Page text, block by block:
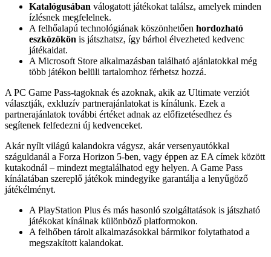
Katalógusában válogatott játékokat találsz, amelyek minden
ízlésnek megfelelnek.
A felhőalapú technológiának köszönhetően hordozható
eszközökön is játszhatsz, így bárhol élvezheted kedvenc
játékaidat.
A Microsoft Store alkalmazásban található ajánlatokkal még
több játékon belüli tartalomhoz férhetsz hozzá.
A PC Game Pass-tagoknak és azoknak, akik az Ultimate verziót
választják, exkluzív partnerajánlatokat is kínálunk. Ezek a
partnerajánlatok további értéket adnak az előfizetésedhez és
segítenek felfedezni új kedvenceket.
Akár nyílt világú kalandokra vágysz, akár versenyautókkal
száguldanál a Forza Horizon 5-ben, vagy éppen az EA címek között
kutakodnál – mindezt megtalálhatod egy helyen. A Game Pass
kínálatában szereplő játékok mindegyike garantálja a lenyűgöző
játékélményt.
A PlayStation Plus és más hasonló szolgáltatások is játszható
játékokat kínálnak különböző platformokon.
A felhőben tárolt alkalmazásokkal bármikor folytathatod a
megszakított kalandokat.